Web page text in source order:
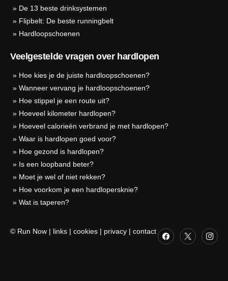
» De 13 beste drinksystemen
» Flipbelt: De beste runningbelt
» Hardloopschoenen
Veelgestelde vragen over hardlopen
» Hoe kies je de juiste hardloopschoenen?
» Wanneer vervang je hardloopschoenen?
» Hoe stippel je een route uit?
» Hoeveel kilometer hardlopen?
» Hoeveel calorieën verbrand je met hardlopen?
» Waar is hardlopen goed voor?
» Hoe gezond is hardlopen?
» Is een loopband beter?
» Moet je wel of niet rekken?
» Hoe voorkom je een hardlopersknie?
» Wat is taperen?
© Run Now | links | cookies | privacy | contact